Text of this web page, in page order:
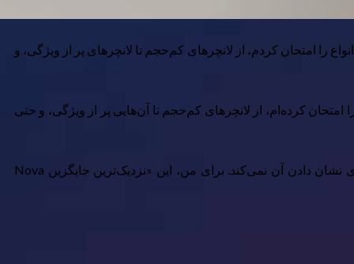
را امتحان کردم، از لانچرهای کم‌حجم تا لانچرهای پر از ویژگی، و
کرده‌ام، از لانچرهای کم‌حجم تا آن‌هایی پر از ویژگی، و حتی
آن‌چه سرانجام بر آن مستقر شدم Smart Launcher ۶ است. قدرتمند است، اما حس سنگینی نمی‌دهد. هوشمند است، اما سعی زیادی برای نشان دادن آن نمی‌کند. برای من، این «نزدیک‌ترین جایگزین Nova